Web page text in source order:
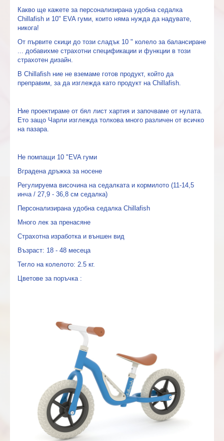
Какво ще кажете за персонализирана удобна седалка
Chillafish и 10" EVA гуми, които няма нужда да надувате,
никога!
От първите скици до този сладък 10 " колело за балансиране
... добавихме страхотни спецификации и функции в този
страхотен дизайн.
В Chillafish ние не вземаме готов продукт, който да
преправим, за да изглежда като продукт на Chillafish.
Ние проектираме от бял лист хартия и започваме от нулата.
Ето защо Чарли изглежда толкова много различен от всичко
на пазара.
Не помпащи 10 "EVA гуми
Вградена дръжка за носене
Регулируема височина на седалката и кормилото (11-14,5
инча / 27,9 - 36,8 см седалка)
Персонализирана удобна седалка Chillafish
Много лек за пренасяне
Страхотна изработка и външен вид
Възраст: 18 - 48 месеца
Тегло на колелото: 2.5 кг.
Цветове за поръчка :